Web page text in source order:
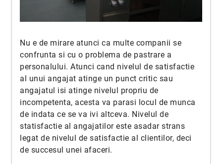
Nu e de mirare atunci ca multe companii se
confrunta si cu o problema de pastrare a
personalului. Atunci cand nivelul de satisfactie
al unui angajat atinge un punct critic sau
angajatul isi atinge nivelul propriu de
incompetenta, acesta va parasi locul de munca
de indata ce se va ivi altceva. Nivelul de
statisfactie al angajatilor este asadar strans
legat de nivelul de satisfactie al clientilor, deci
de succesul unei afaceri.